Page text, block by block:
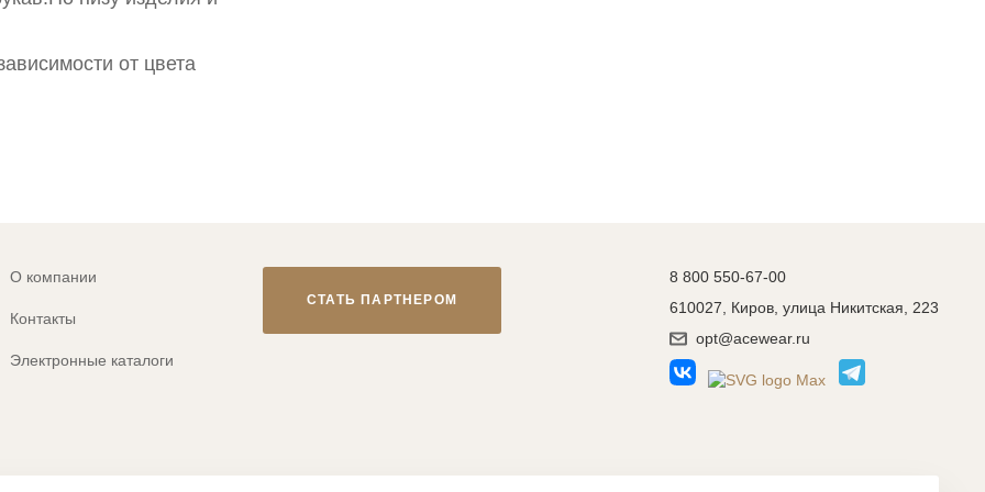
от цвета
О компании
Контакты
Электронные каталоги
СТАТЬ ПАРТНЕРОМ
8 800 550-67-00
610027, Киров, улица Никитская, 223
opt@acewear.ru